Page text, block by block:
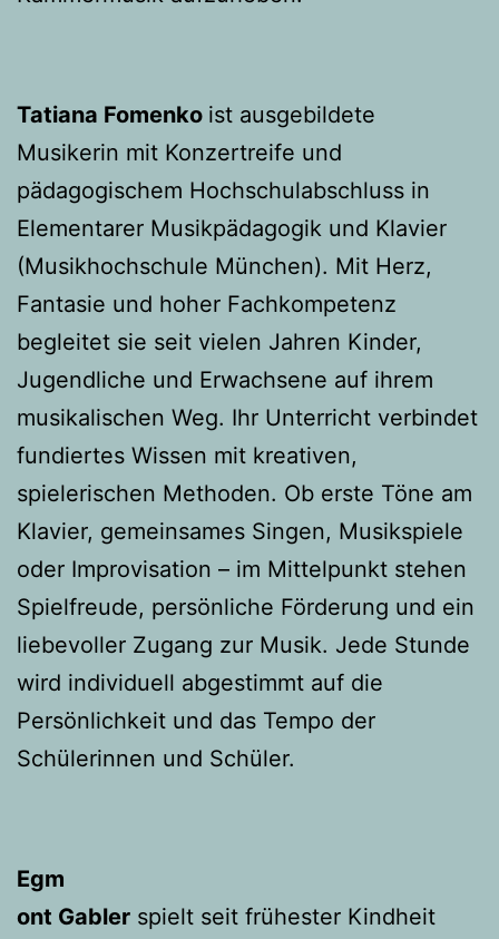
Tatiana Fomenko ist ausgebildete
Musikerin mit Konzertreife und
pädagogischem Hochschulabschluss in
Elementarer Musikpädagogik und Klavier
(Musikhochschule München). Mit Herz,
Fantasie und hoher Fachkompetenz
begleitet sie seit vielen Jahren Kinder,
Jugendliche und Erwachsene auf ihrem
musikalischen Weg. Ihr Unterricht verbindet
fundiertes Wissen mit kreativen,
spielerischen Methoden. Ob erste Töne am
Klavier, gemeinsames Singen, Musikspiele
oder Improvisation – im Mittelpunkt stehen
Spielfreude, persönliche Förderung und ein
liebevoller Zugang zur Musik. Jede Stunde
wird individuell abgestimmt auf die
Persönlichkeit und das Tempo der
Schülerinnen und Schüler.
Egm
ont Gabler spielt seit frühester Kindheit